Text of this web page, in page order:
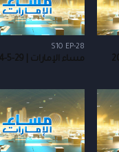
S10 EP-28
مساء الإمارات | 29-5-2024